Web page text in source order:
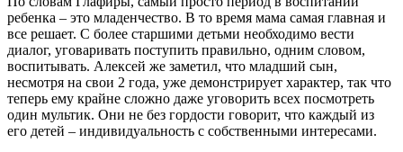
ребенка – это младенчество. В то время мама самая главная и
все решает. С более старшими детьми необходимо вести
диалог, уговаривать поступить правильно, одним словом,
воспитывать. Алексей же заметил, что младший сын,
несмотря на свои 2 года, уже демонстрирует характер, так что
теперь ему крайне сложно даже уговорить всех посмотреть
один мультик. Они не без гордости говорит, что каждый из
его детей – индивидуальность с собственными интересами.